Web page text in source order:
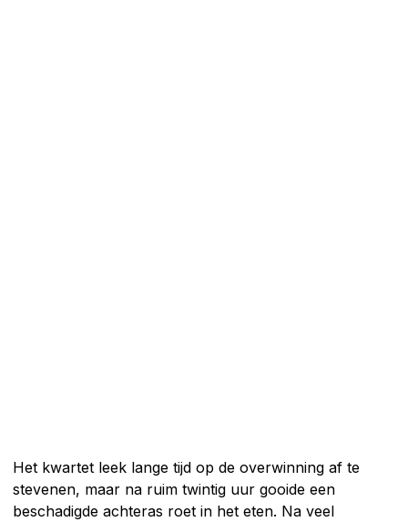
Het kwartet leek lange tijd op de overwinning af te
stevenen, maar na ruim twintig uur gooide een
beschadigde achteras roet in het eten. Na veel